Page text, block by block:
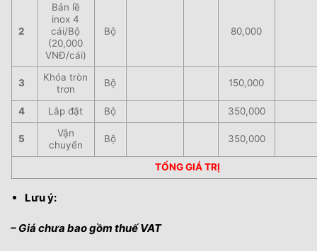
2
Bản lề
inox 4
cái/Bộ
(20,000
VNĐ/cái)
Bộ 80,000
3
Khóa tròn
trơn
Bộ 150,000
4 Lắp đặt Bộ 350,000
5
Vận
chuyển
Bộ 350,000
TỔNG GIÁ TRỊ
Lưu ý:
– Giá chưa bao gồm thuế VAT